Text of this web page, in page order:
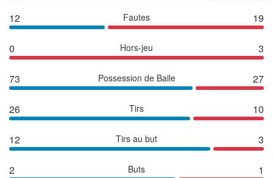
12 Fautes 19
0 Hors-jeu 3
73 Possession de Balle 27
26 Tirs 10
12 Tirs au but 3
2 Buts 1